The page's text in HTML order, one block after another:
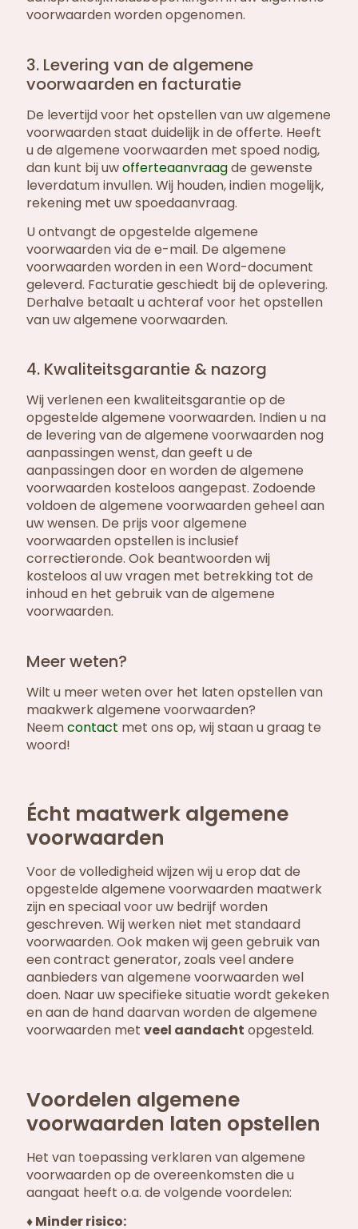
voorwaarden worden opgenomen.
3. Levering van de algemene
voorwaarden en facturatie
De levertijd voor het opstellen van uw algemene
voorwaarden staat duidelijk in de offerte. Heeft
u de algemene voorwaarden met spoed nodig,
dan kunt bij uwofferteaanvraagde gewenste
leverdatum invullen. Wij houden, indien mogelijk,
rekening met uw spoedaanvraag.
U ontvangt de opgestelde algemene
voorwaarden via de e-mail. De algemene
voorwaarden worden in een Word-document
geleverd. Facturatie geschiedt bij de oplevering.
Derhalve betaalt u achteraf voor het opstellen
van uw algemene voorwaarden.
4. Kwaliteitsgarantie & nazorg
Wij verlenen een kwaliteitsgarantie op de
opgestelde algemene voorwaarden. Indien u na
de levering van de algemene voorwaarden nog
aanpassingen wenst, dan geeft u de
aanpassingen door en worden de algemene
voorwaarden kosteloos aangepast. Zodoende
voldoen de algemene voorwaarden geheel aan
uw wensen. De prijs voor algemene
voorwaarden opstellen is inclusief
correctieronde. Ook beantwoorden wij
kosteloos al uw vragen met betrekking tot de
inhoud en het gebruik van de algemene
voorwaarden.
Meer weten?
Wilt u meer weten over het laten opstellen van
maakwerk algemene voorwaarden?
Neemcontact met ons op, wij staan u graag te
woord!
Écht maatwerk algemene
voorwaarden
Voor de volledigheid wijzen wij u erop dat de
opgestelde algemene voorwaarden maatwerk
zijn en speciaal voor uw bedrijf worden
geschreven. Wij werken niet met standaard
voorwaarden. Ook maken wij geen gebruik van
een contract generator, zoals veel andere
aanbieders van algemene voorwaarden wel
doen. Naar uw specifieke situatie wordt gekeken
en aan de hand daarvan worden de algemene
voorwaarden metveel aandacht opgesteld.
Voordelen algemene
voorwaarden laten opstellen
Het van toepassing verklaren van algemene
voorwaarden op de overeenkomsten die u
aangaat heeft o.a. de volgende voordelen:
♦ Minder risico: